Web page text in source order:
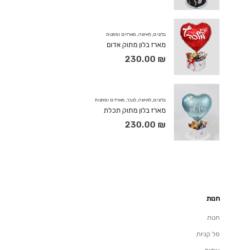
בלונים,לאישה, מארזים ומתנות
מארז בלון מתוק אדום
230.00 ₪
בלונים לאישה לגבר מארזים ומתנות
מארז בלון מתוק תכלת
230.00 ₪
חנות
חנות
סל קניות